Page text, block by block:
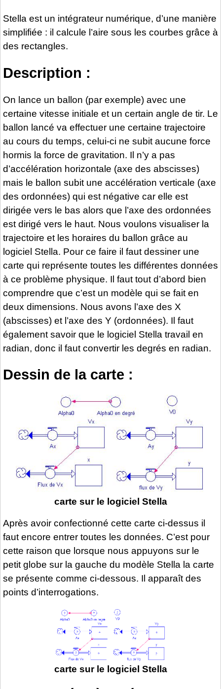
Stella est un intégrateur numérique, d’une manière
simplifiée : il calcule l’aire sous les courbes grâce à
des rectangles.
Description :
On lance un ballon (par exemple) avec une
certaine vitesse initiale et un certain angle de tir. Le
ballon lancé va effectuer une certaine trajectoire
au cours du temps, celui-ci ne subit aucune force
hormis la force de gravitation. Il n’y a pas
d’accélération horizontale (axe des abscisses)
mais le ballon subit une accélération verticale (axe
des ordonnées) qui est négative car elle est
dirigée vers le bas alors que l’axe des ordonnées
est dirigé vers le haut. Nous voulons visualiser la
trajectoire et les horaires du ballon grâce au
logiciel Stella. Pour ce faire il faut dessiner une
carte qui représente toutes les différentes données
à ce problème physique. Il faut tout d’abord bien
comprendre que c’est un modèle qui se fait en
deux dimensions. Nous avons l’axe des X
(abscisses) et l’axe des Y (ordonnées). Il faut
également savoir que le logiciel Stella travail en
radian, donc il faut convertir les degrés en radian.
Dessin de la carte :
carte sur le logiciel Stella
Après avoir confectionné cette carte ci-dessus il
faut encore entrer toutes les données. C’est pour
cette raison que lorsque nous appuyons sur le
petit globe sur la gauche du modèle Stella la carte
se présente comme ci-dessous. Il apparaît des
points d’interrogations.
carte sur le logiciel Stella